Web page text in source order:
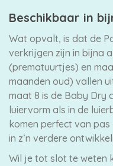
Beschikbaar in
Wat opvalt, is dat de
verkrijgen zijn in bijna
(prematuurtjes) en
maanden oud) vallen
maat 8 is de Baby Dry
luiervorm als in de
komen perfect van
in z’n verdere
Wil je tot slot te weten